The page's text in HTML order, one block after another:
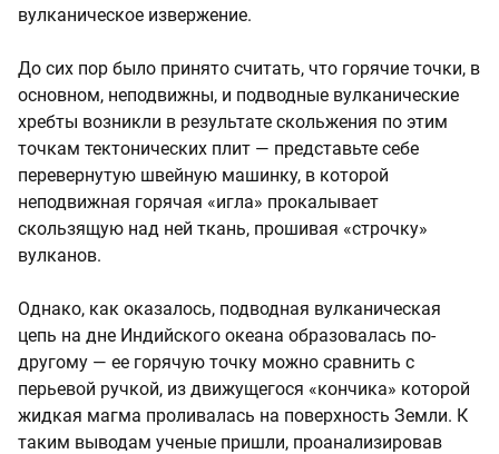
вулканическое извержение.
До сих пор было принято считать, что горячие точки, в
основном, неподвижны, и подводные вулканические
хребты возникли в результате скольжения по этим
точкам тектонических плит — представьте себе
перевернутую швейную машинку, в которой
неподвижная горячая «игла» прокалывает
скользящую над ней ткань, прошивая «строчку»
вулканов.
Однако, как оказалось, подводная вулканическая
цепь на дне Индийского океана образовалась по-
другому — ее горячую точку можно сравнить с
перьевой ручкой, из движущегося «кончика» которой
жидкая магма проливалась на поверхность Земли. К
таким выводам ученые пришли, проанализировав